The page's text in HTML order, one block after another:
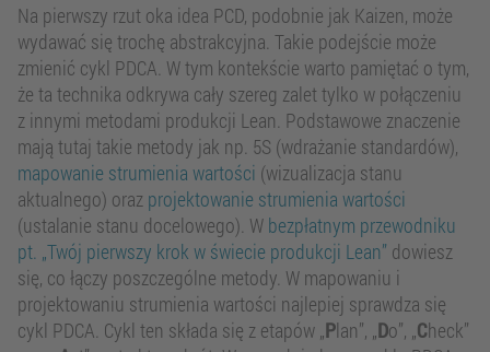
Na pierwszy rzut oka idea PCD, podobnie jak Kaizen, może
wydawać się trochę abstrakcyjna. Takie podejście może
zmienić cykl PDCA. W tym kontekście warto pamiętać o tym,
że ta technika odkrywa cały szereg zalet tylko w połączeniu
z innymi metodami produkcji Lean. Podstawowe znaczenie
mają tutaj takie metody jak np. 5S (wdrażanie standardów),
mapowanie strumienia wartości (wizualizacja stanu
aktualnego) oraz projektowanie strumienia wartości
(ustalanie stanu docelowego). W bezpłatnym przewodniku
pt. „Twój pierwszy krok w świecie produkcji Lean” dowiesz
się, co łączy poszczególne metody. W mapowaniu i
projektowaniu strumienia wartości najlepiej sprawdza się
cykl PDCA. Cykl ten składa się z etapów „Plan”, „Do”, „Check”